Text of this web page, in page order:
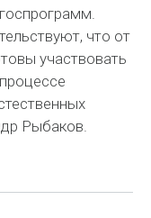
что от
участвовать
Рыбаков.